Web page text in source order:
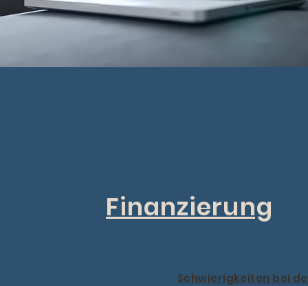
Finanzierung
Schwierigkeiten bei